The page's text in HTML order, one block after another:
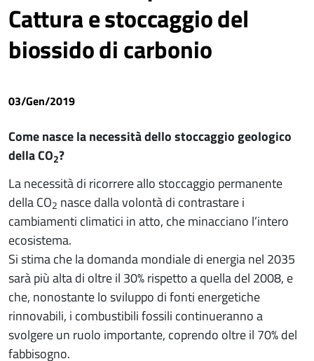
Cattura e stoccaggio del
biossido di carbonio
03/Gen/2019
Come nasce la necessità dello stoccaggio geologico
della CO2?
La necessità di ricorrere allo stoccaggio permanente
della CO2 nasce dalla volontà di contrastare i
cambiamenti climatici in atto, che minacciano l’intero
ecosistema.
Si stima che la domanda mondiale di energia nel 2035
sarà più alta di oltre il 30% rispetto a quella del 2008, e
che, nonostante lo sviluppo di fonti energetiche
rinnovabili, i combustibili fossili continueranno a
svolgere un ruolo importante, coprendo oltre il 70% del
fabbisogno.